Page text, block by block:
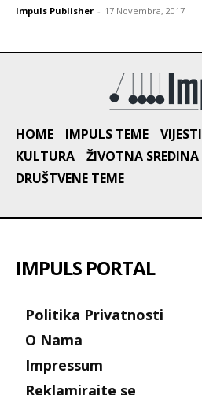
Impuls Publisher - 17 Novembra, 2017
HOME IMPULS TEME VIJESTI
KULTURA
ŽIVOTNA SREDINA
DRUŠTVENE TEME
IMPULS PORTAL
Politika Privatnosti
O Nama
Impressum
Reklamirajte se